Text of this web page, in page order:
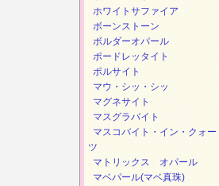
ホワイトサファイア
ボーンストーン
ボルダーオパール
ポードレッタイト
ポルサイト
マウ・シッ・シッ
マグネサイト
マスグラバイト
マスコバイト・イン・クォー
ツ
マトリックス オパール
マベパール(マベ真珠)